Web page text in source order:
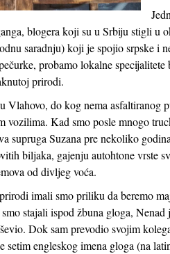
blogera koji su u Srbiju stigli u
saradnju) koji je spojio srpske i
probamo lokalne
prirodi.
Vlahovo, do kog nema asfaltiranog
vozilima. Kad smo posle mnogo
supruga Suzana pre nekoliko
biljaka, gajenju autohtone vrste
od divljeg voća.
imali smo priliku da beremo
stajali ispod žbuna gloga,
Dok sam prevodio svojim
setim engleskog imena gloga (na